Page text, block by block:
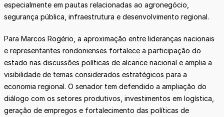
especialmente em pautas relacionadas ao agronegócio,
segurança pública, infraestrutura e desenvolvimento regional.
Para Marcos Rogério, a aproximação entre lideranças nacionais
e representantes rondonienses fortalece a participação do
estado nas discussões políticas de alcance nacional e amplia a
visibilidade de temas considerados estratégicos para a
economia regional. O senador tem defendido a ampliação do
diálogo com os setores produtivos, investimentos em logística,
geração de empregos e fortalecimento das políticas de